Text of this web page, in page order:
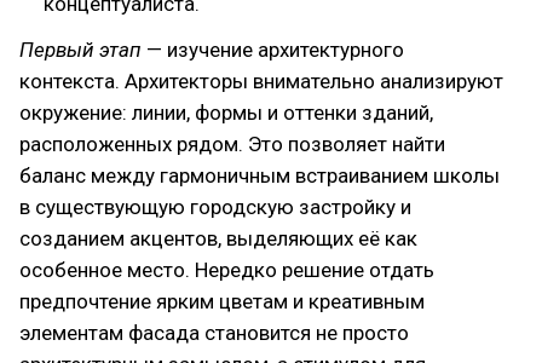
Первый этап — изучение архитектурного
контекста. Архитекторы внимательно анализируют
окружение: линии, формы и оттенки зданий,
расположенных рядом. Это позволяет найти
баланс между гармоничным встраиванием школы
в существующую городскую застройку и
созданием акцентов, выделяющих её как
особенное место. Нередко решение отдать
предпочтение ярким цветам и креативным
элементам фасада становится не просто